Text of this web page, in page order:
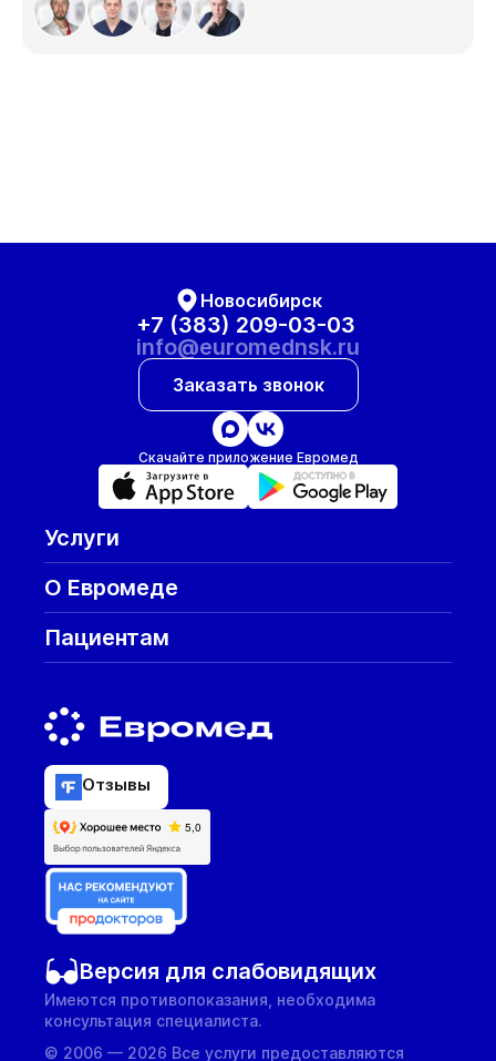
Новосибирск
+7 (383) 209-03-03
info@euromednsk.ru
Заказать звонок
Скачайте приложение Евромед
Услуги
О Евромеде
Пациентам
Отзывы
Версия для слабовидящих
Имеются противопоказания, необходима
консультация специалиста.
© 2006 — 2026 Все услуги предоставляются